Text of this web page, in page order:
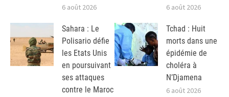
6 août 2026 6 août 2026
Sahara : Le
Polisario défie
les Etats Unis
en poursuivant
ses attaques
contre le Maroc
Tchad : Huit
morts dans une
épidémie de
choléra à
N’Djamena
6 août 2026